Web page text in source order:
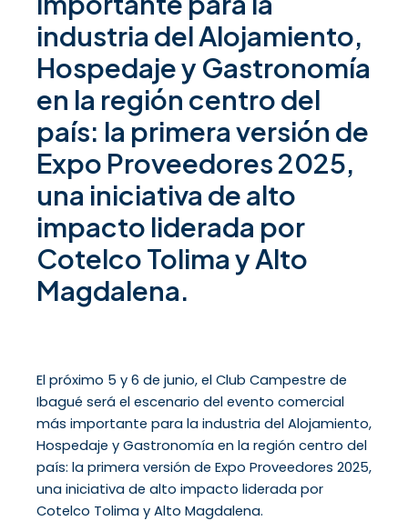
industria del Alojamiento,
Hospedaje y Gastronomía
en la región centro del
país: la primera versión de
Expo Proveedores 2025,
una iniciativa de alto
impacto liderada por
Cotelco Tolima y Alto
Magdalena.
El próximo 5 y 6 de junio, el Club Campestre de
Ibagué será el escenario del evento comercial
más importante para la industria del Alojamiento,
Hospedaje y Gastronomía en la región centro del
país: la primera versión de Expo Proveedores 2025,
una iniciativa de alto impacto liderada por
Cotelco Tolima y Alto Magdalena.